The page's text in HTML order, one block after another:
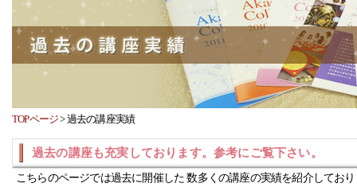
TOPページ>過去の講座実績
過去の講座も充実しております。参考にご覧下さい。
こちらのページでは過去に開催した 数多くの講座の実績を紹介してお